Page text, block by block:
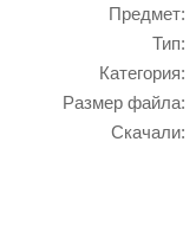
Предмет:
Тип:
Категория:
Размер файла:
Скачали: